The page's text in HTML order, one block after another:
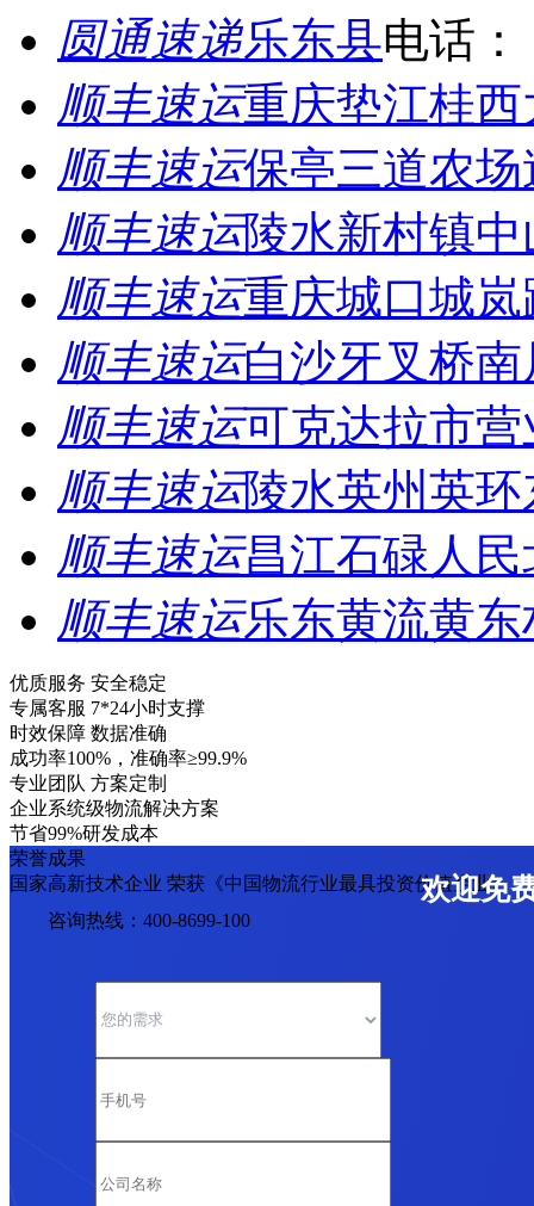
圆通速递乐东县电话：
顺丰速运重庆垫江桂
顺丰速运保亭三道农
顺丰速运陵水新村镇
顺丰速运重庆城口城
顺丰速运白沙牙叉桥
顺丰速运可克达拉市营
顺丰速运陵水英州英
顺丰速运昌江石碌人
顺丰速运乐东黄流黄
优质服务 安全稳定
专属客服 7*24小时支撑
时效保障 数据准确
成功率100%，准确率≥99.9%
专业团队 方案定制
企业系统级物流解决方案
节省99%研发成本
荣誉成果
国家高新技术企业 荣获《中国物流行业最具投资价值企业》
欢迎免
咨询热线：400-8699-100